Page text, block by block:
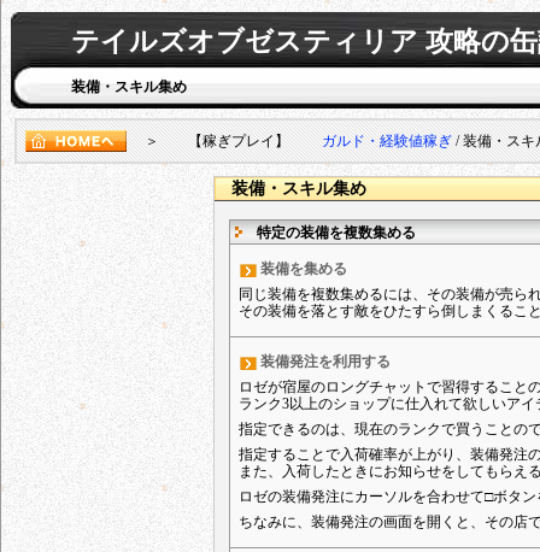
テイルズオブゼスティリア 攻略の
装備・スキル集め
＞ 【稼ぎプレイ】ガルド・経験値稼ぎ/ 装備・スキ
装備・スキル集め
特定の装備を複数集める
装備を集める
同じ装備を複数集めるには、その装備が売ら
その装備を落とす敵をひたすら倒しまくるこ
装備発注を利用する
ロゼが宿屋のロングチャットで習得すること
ランク3以上のショップに仕入れて欲しいア
指定できるのは、現在のランクで買うことの
指定することで入荷確率が上がり、装備発注
また、入荷したときにお知らせをしてもらえ
ロゼの装備発注にカーソルを合わせて□ボタ
ちなみに、装備発注の画面を開くと、その店